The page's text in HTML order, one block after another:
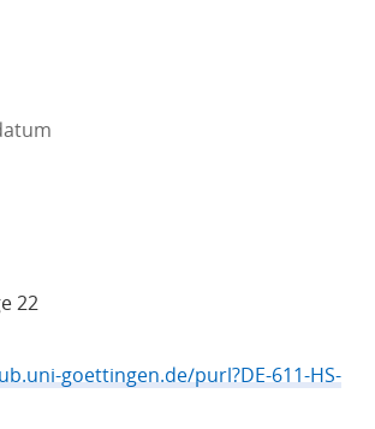
22
goettingen.de/purl?DE-611-HS-